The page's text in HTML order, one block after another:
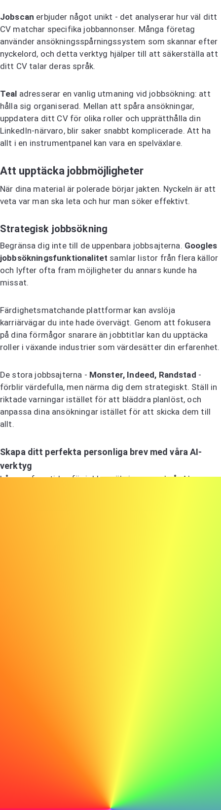
Jobscan erbjuder något unikt - det analyserar hur väl ditt
CV matchar specifika jobbannonser. Många företag
använder ansökningsspårningssystem som skannar efter
nyckelord, och detta verktyg hjälper till att säkerställa att
ditt CV talar deras språk.
Teal adresserar en vanlig utmaning vid jobbsökning: att
hålla sig organiserad. Mellan att spåra ansökningar,
uppdatera ditt CV för olika roller och upprätthålla din
LinkedIn-närvaro, blir saker snabbt komplicerade. Att ha
allt i en instrumentpanel kan vara en spelväxlare.
Att upptäcka jobbmöjligheter
När dina material är polerade börjar jakten. Nyckeln är att
veta var man ska leta och hur man söker effektivt.
Strategisk jobbsökning
Begränsa dig inte till de uppenbara jobbsajterna. Googles
jobbsökningsfunktionalitet samlar listor från flera källor
och lyfter ofta fram möjligheter du annars kunde ha
missat.
Färdighetsmatchande plattformar kan avslöja
karriärvägar du inte hade övervägt. Genom att fokusera
på dina förmågor snarare än jobbtitlar kan du upptäcka
roller i växande industrier som värdesätter din erfarenhet.
De stora jobbsajterna - Monster, Indeed, Randstad -
förblir värdefulla, men närma dig dem strategiskt. Ställ in
riktade varningar istället för att bläddra planlöst, och
anpassa dina ansökningar istället för att skicka dem till
allt.
Skapa ditt perfekta personliga brev med våra AI-
verktyg
Lås upp framtiden för jobbansökningar med vår AI-
ytterligare resurser om intervjutekniker ge djupare insikter
i att göra starka intryck.